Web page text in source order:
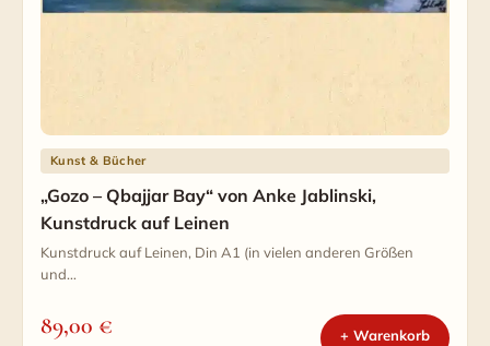
Kunst & Bücher
„Gozo – Qbajjar Bay“ von Anke Jablinski,
Kunstdruck auf Leinen
Kunstdruck auf Leinen, Din A1 (in vielen anderen Größen
und…
89,00 € + Warenkorb